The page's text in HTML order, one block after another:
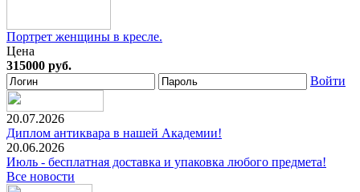
Портрет женщины в кресле.
Цена
315000 руб.
Войти
20.07.2026
Диплом антиквара в нашей Академии!
20.06.2026
Июль - бесплатная доставка и упаковка любого предмета!
Все новости